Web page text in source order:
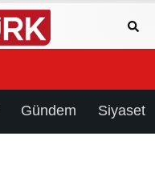
Gündem Siyaset